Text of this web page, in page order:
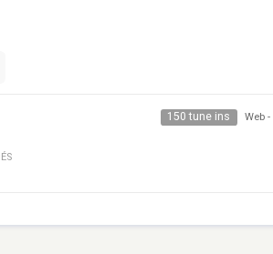
150 tune ins Web -